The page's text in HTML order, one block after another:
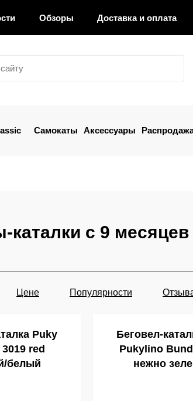
Обзоры Доставка и оплата
Самокаты Аксессуары
каталки с 9 месяцев
Цене Популярности
Puky
red
белый
Беговел-
Pukylino
нежно